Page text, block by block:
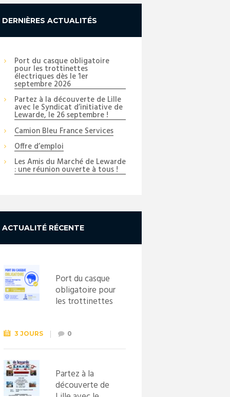
Next item
_DSC0711_copy
DERNIÈRES ACTUALITÉS
Port du casque obligatoire
pour les trottinettes
électriques dès le 1er
septembre 2026
Partez à la découverte de Lille
avec le Syndicat d’initiative de
Lewarde, le 26 septembre !
Camion Bleu France Services
Offre d’emploi
Les Amis du Marché de Lewarde
: une réunion ouverte à tous !
ACTUALITÉ RÉCENTE
Port du casque
obligatoire pour
les trottinettes
septembre
2026
3 JOURS 0
Partez à la
découverte de